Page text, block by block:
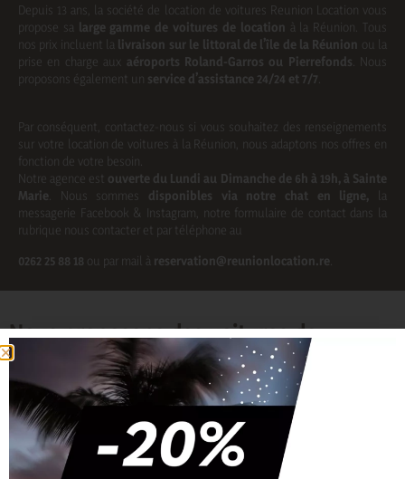
Depuis 13 ans, la société de location de voitures Reunion Location vous
propose sa large gamme de voitures de location à la Réunion. Tous
nos prix incluent la livraison sur le littoral de l’île de la Réunion ou la
prise en charge aux aéroports Roland-Garros ou Pierrefonds . Nous
proposons également un service d’assistance 24/24 et 7/7
Par conséquent, contactez-nous si vous souhaitez des renseignements
sur votre location de voitures à la Réunion, nous adaptons nos offres en
fonction de votre besoin.
Notre agence est ouverte du Lundi au Dimanche de 6h à 19h, à Sainte
Marie . Nous sommes disponibles via notre chat en ligne, la
messagerie Facebook & Instagram, notre formulaire de contact dans la
rubrique nous contacter et par téléphone au
0262 25 88 18 ou par mail à reservation@reunionlocation.re
Nous proposons des voitures de
location partout sur l'ile de La Réunion
en livraison :
Location de voiture Saint Gilles Les Bains
Location de voiture Saint-Denis
Location de voiture aéroport Roland-Garros
Location de voiture Saint-Pierre